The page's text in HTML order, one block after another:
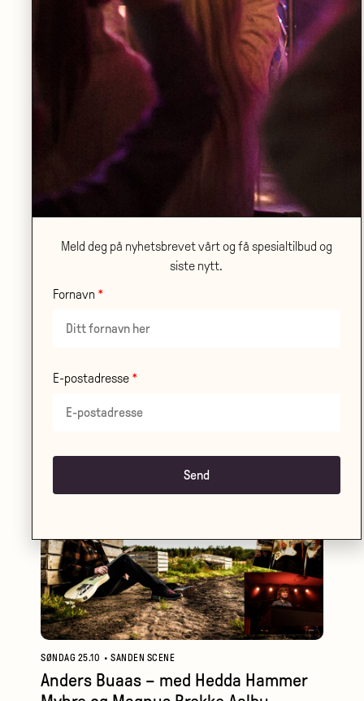
SANDEN SCENE
Ambjørnsen på scene og lerret – en
samtale mellom Axel Hellstenius og
Alf van der Hagen
SØNDAG 01.11 • STORSALEN
Teater Ibsen: Brødrene Løvehjerte
SØNDAG 25.10 • SANDEN SCENE
Anders Buaas – med Hedda Hammer
Meld deg på nyhetsbrevet vårt og få spesialtilbud og
siste nytt.
Fornavn
E-postadresse